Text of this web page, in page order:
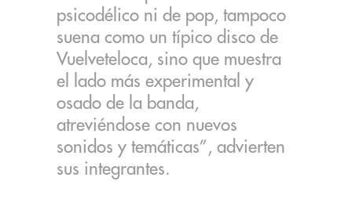
psicodélico ni de pop, tampoco
suena como un típico disco de
Vuelveteloca, sino que muestra
el lado más experimental y
osado de la banda,
atreviéndose con nuevos
sonidos y temáticas”, advierten
sus integrantes.